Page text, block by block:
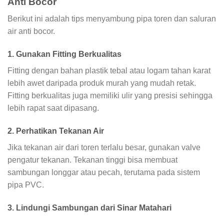
Berikut ini adalah tips menyambung pipa toren dan saluran
air anti bocor.
1. Gunakan Fitting Berkualitas
Fitting dengan bahan plastik tebal atau logam tahan karat
lebih awet daripada produk murah yang mudah retak.
Fitting berkualitas juga memiliki ulir yang presisi sehingga
lebih rapat saat dipasang.
2. Perhatikan Tekanan Air
Jika tekanan air dari toren terlalu besar, gunakan valve
pengatur tekanan. Tekanan tinggi bisa membuat
sambungan longgar atau pecah, terutama pada sistem
pipa PVC.
3. Lindungi Sambungan dari Sinar Matahari